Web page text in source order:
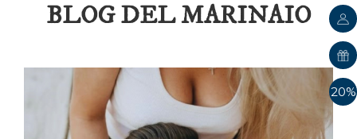
BLOG DEL MARINAIO
20%